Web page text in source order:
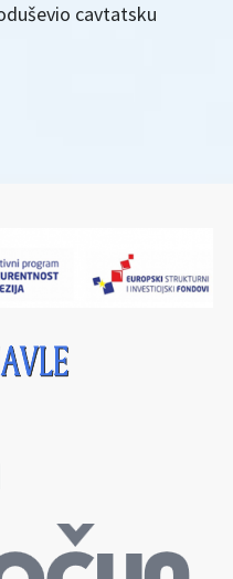
cavtatsku